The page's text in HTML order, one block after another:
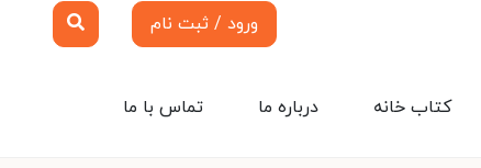
ورود / ثبت نام
تماس با ما درباره ما کتاب خانه